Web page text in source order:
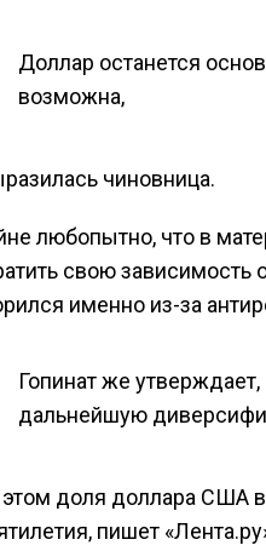
Доллар останется
возможна,
чиновница.
любопытно, что в
свою
именно из-за
Гопинат же
дальнейшую
доля доллара США
пишет